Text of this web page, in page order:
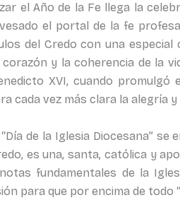
el Año de la Fe llega la
el portal de la fe
del Credo con una especial
y la coherencia de la
XVI, cuando
cada vez más clara la alegría
de la Iglesia Diocesana”
es una, santa, católica y
fundamentales de la
para que por encima de todo